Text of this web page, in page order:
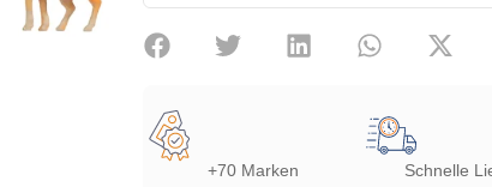
+70 Marken Schnelle